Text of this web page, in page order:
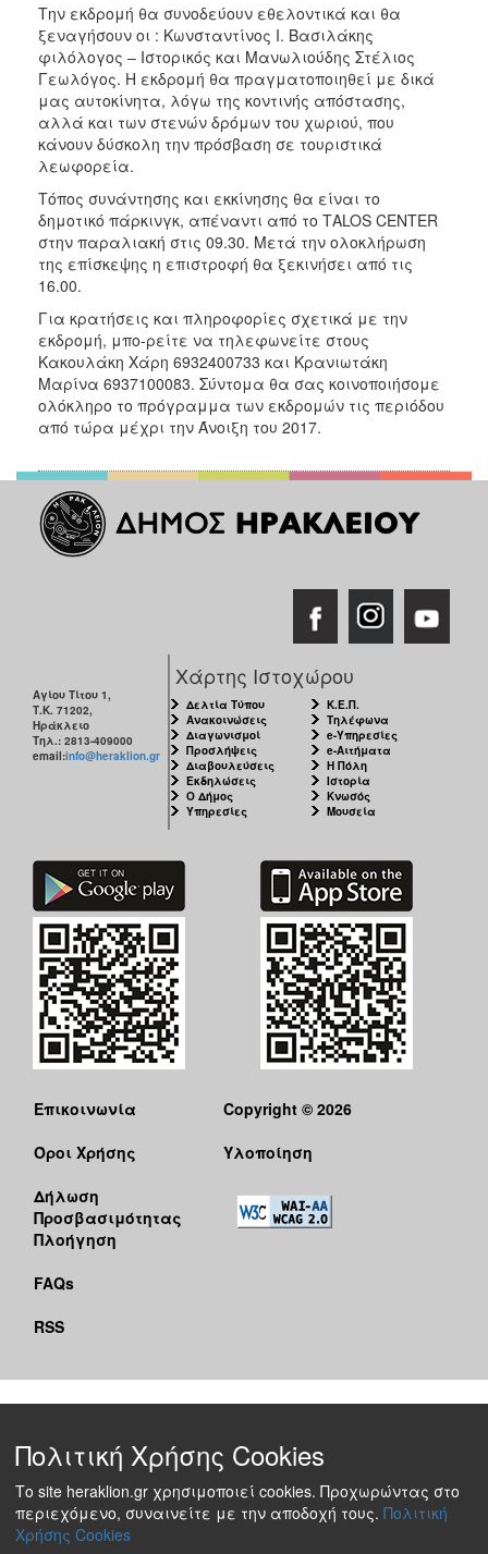
Την εκδρομή θα συνοδεύουν εθελοντικά και θα
ξεναγήσουν οι : Κωνσταντίνος I. Βασιλάκης
φιλόλογος – Iστορικός και Μανωλιούδης Στέλιος
Γεωλόγος. Η εκδρομή θα πραγματοποιηθεί με δικά
μας αυτοκίνητα, λόγω της κοντινής απόστασης,
αλλά και των στενών δρόμων του χωριού, που
κάνουν δύσκολη την πρόσβαση σε τουριστικά
λεωφορεία.
Τόπος συνάντησης και εκκίνησης θα είναι το
δημοτικό πάρκινγκ, απέναντι από το ΤΑLOS CENTER
στην παραλιακή στις 09.30. Μετά την ολοκλήρωση
της επίσκεψης η επιστροφή θα ξεκινήσει από τις
16.00.
Για κρατήσεις και πληροφορίες σχετικά με την
εκδρομή, μπο-ρείτε να τηλεφωνείτε στους
Κακουλάκη Χάρη 6932400733 και Κρανιωτάκη
Μαρίνα 6937100083. Σύντομα θα σας κοινοποιήσομε
ολόκληρο το πρόγραμμα των εκδρομών τις περιόδου
από τώρα μέχρι την Άνοιξη του 2017.
Αγίου Τίτου 1,
Τ.Κ. 71202,
Ηράκλειο
Τηλ.: 2813-409000
email:info@heraklion.gr
Χάρτης Ιστοχώρου
Δελτία Τύπου
Ανακοινώσεις
Διαγωνισμοί
Προσλήψεις
Διαβουλεύσεις
Εκδηλώσεις
Ο Δήμος
Υπηρεσίες
Κ.Ε.Π.
Τηλέφωνα
e-Υπηρεσίες
e-Αιτήματα
Η Πόλη
Ιστορία
Κνωσός
Μουσεία
Επικοινωνία
Όροι Χρήσης
Δήλωση
Προσβασιμότητας
Πλοήγηση
FAQs
RSS
Copyright © 2026
Υλοποίηση
Πολιτική Χρήσης Cookies
Το site heraklion.gr χρησιμοποιεί cookies. Προχωρώντας στο
περιεχόμενο, συναινείτε με την αποδοχή τους. Πολιτική
Χρήσης Cookies